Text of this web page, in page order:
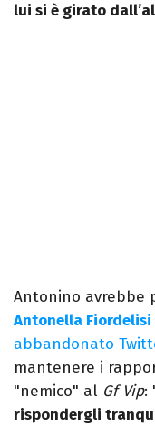
lui si è girato
Antonino avrebbe
Antonella Fiordelisi
abbandonato
mantenere i
"nemico" al Gf Vip:
rispondergli